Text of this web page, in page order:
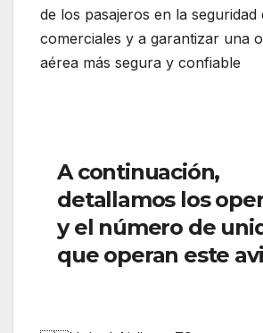
de los pasajeros en la seguridad
comerciales y a garantizar una
aérea más segura y confiable
A continuación,
detallamos los
y el número de
que operan este